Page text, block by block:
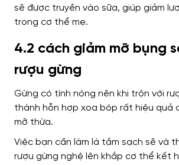
sẽ được truyền vào sữa, giúp giảm
trong cơ thể mẹ.
4.2 cách giảm mỡ bụng
rượu gừng
Gừng có tính nóng nên khi trộn với
thành hỗn hợp xoa bóp rất hiệu quả
mỡ thừa.
Việc bạn cần làm là tắm sạch sẽ và
rượu gừng nghệ lên khắp cơ thể kết